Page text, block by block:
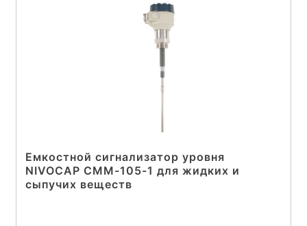
Емкостной сигнализатор уровня
NIVOCAP CMM-105-1 для жидких и
сыпучих веществ